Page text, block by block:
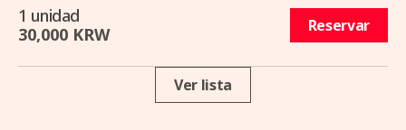
1 unidad
30,000 KRW
Reservar
Ver lista